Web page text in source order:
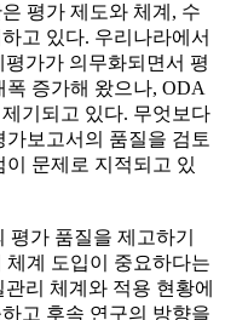
평가 제도와 체계, 수
고 있다. 우리나라에서
가가 의무화되면서 평
증가해 왔으나, ODA
기되고 있다. 무엇보다
보고서의 품질을 검토
문제로 지적되고 있
가 품질을 제고하기
계 도입이 중요하다는
리 체계와 적용 현황에
고 후속 연구의 방향을